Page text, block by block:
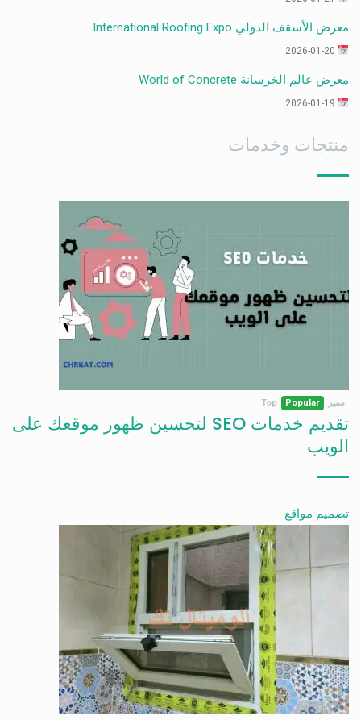
معرض الأسقف الدولي International Roofing Expo
معرض عالم الخرسانة World of Concrete
منتجات وخدمات
مميز Popular
Top
تقديم خدمات SEO لتحسين ظهور موقعك على
الويب
تصميم مواقع